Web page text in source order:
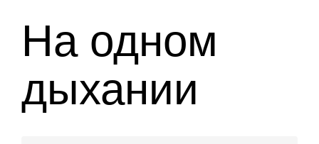
На одном
дыхании